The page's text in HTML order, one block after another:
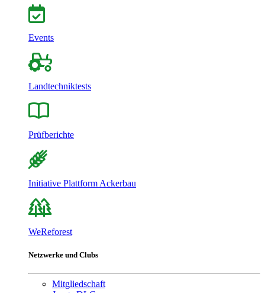
Events
Landtechniktests
Prüfberichte
Initiative Plattform Ackerbau
WeReforest
Netzwerke und Clubs
Mitgliedschaft